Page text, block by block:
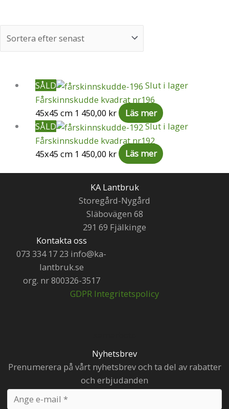
SÅLD
Slut i lager
Fårskinnskudde kvadrat nr196
45x45 cm 1 450,00 kr
Läs mer
SÅLD
Slut i lager
Fårskinnskudde kvadrat nr192
45x45 cm 1 450,00 kr Läs mer
KA Lantbruk
Storegård-Nygård
Släbovägen 68
291 69 Fjälkinge
Kontakta oss
073 334 17 23 info@ka-
lantbruk.se
org. nr 800326-3517
GDPR Integritetspolicy
Nyhetsbrev
Prenumerera på vårt nyhetsbrev och ta del av rabatter
och erbjudanden